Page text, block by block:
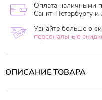
Оплата наличными
Санкт-Петербургу
Узнайте больше о
персональные
ОПИСАНИЕ ТОВАРА
Щетинки Excel Mix Brushing